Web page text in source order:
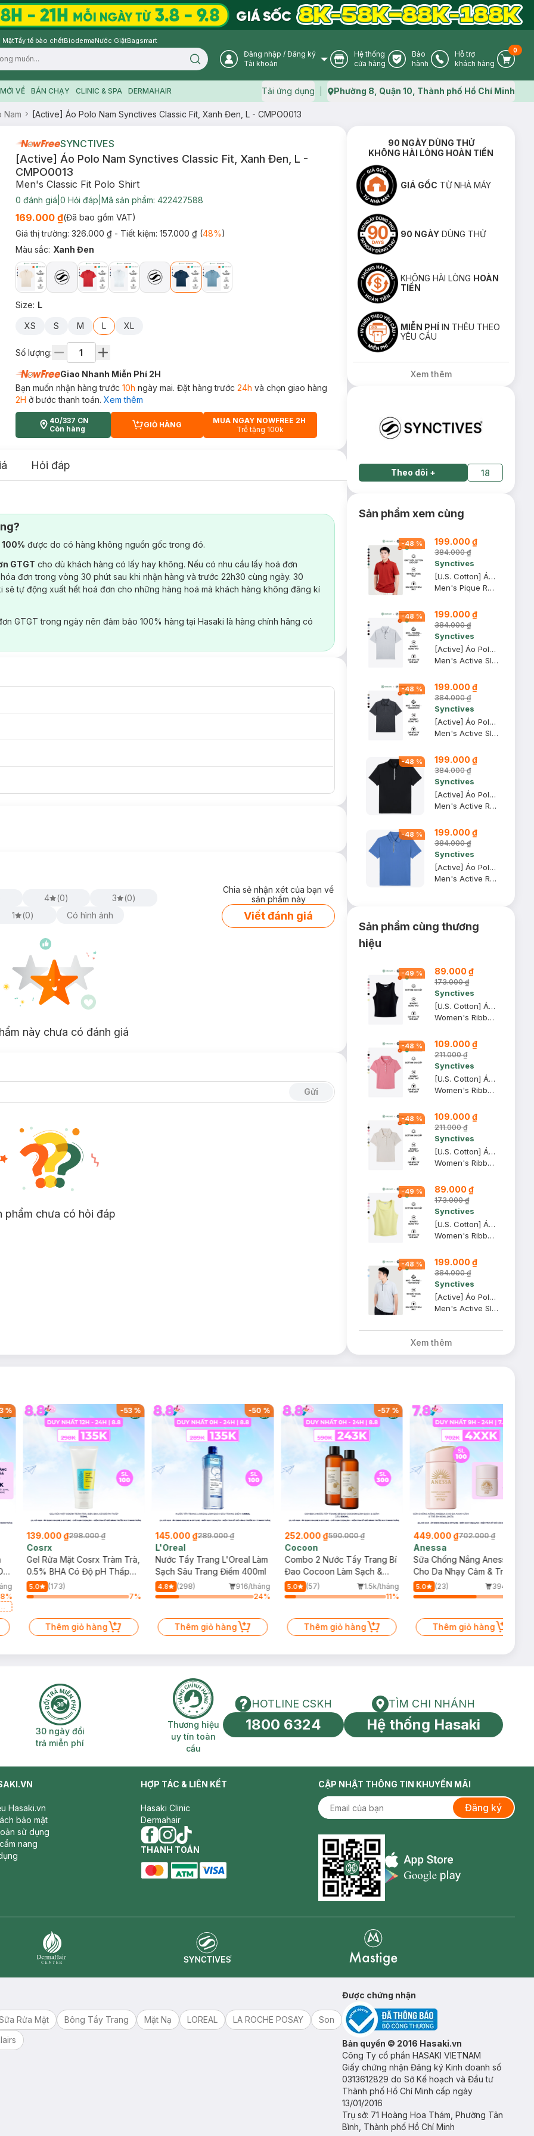
MặtTẩy tế bào chếtBiodermaNước GiặtBagsmart
Search icon User Icon
Đăng nhập / Đăng ký
Tài khoản
Store Icon
Hệ thống
cửa hàng
Warranty Icon
Bảo
hành
Phone Icon
Hỗ trợ
khách hàng
Cart
0
VỀ BÁN CHẠY CLINIC & SPA DERMAHAIR Tải ứng dụng Map icon
Phường 8, Quận 10, Thành phố Hồ Chí Minh
Nam [Active] Áo Polo Nam Synctives Classic Fit, Xanh Đen, L - CMPO0013
SYNCTIVES
[Active] Áo Polo Nam Synctives Classic Fit, Xanh Đen, L -
CMPO0013
Men's Classic Fit Polo Shirt
0 đánh giá 0 Hỏi đáp Mã sản phẩm: 422427588
169.000 ₫(Đã bao gồm VAT)
Giá thị trường: 326.000 ₫ - Tiết kiệm: 157.000 ₫(48%)
Màu sắc: Xanh Đen
Size: L
XS S M L XL
Số lượng:
Giao Nhanh Miễn Phí 2H
Bạn muốn nhận hàng trước 10h ngày mai. Đặt hàng trước 24h và chọn giao hàng
2H ở bước thanh toán. Xem thêm
40/337 CN
Còn hàng
CART PLUS ICON
GIỎ HÀNG
MUA NGAY NOWFREE 2H
Trễ tặng 100k
Hỏi đáp
được do có hàng không nguồn gốc trong đó.
GTGT cho dù khách hàng có lấy hay không. Nếu có nhu cầu lấy hoá đơn
đơn trong vòng 30 phút sau khi nhận hàng và trước 22h30 cùng ngày. 30
sẽ tự động xuất hết hoá đơn cho những hàng hoá mà khách hàng không đăng kí
GTGT trong ngày nên đảm bảo 100% hàng tại Hasaki là hàng chính hãng có
4 (0) 3 (0)
1
(0) Có hình ảnh
Chia sẻ nhận xét của bạn về
sản phẩm này
Viết đánh giá
này chưa có đánh giá
Gửi
phẩm chưa có hỏi đáp
90 NGÀY DÙNG THỬ
KHÔNG HÀI LÒNG HOÀN TIỀN
GIÁ GỐC TỪ NHÀ MÁY
90 NGÀY DÙNG THỬ
KHÔNG HÀI LÒNG HOÀN
TIỀN
MIỄN PHÍ IN THÊU THEO
YÊU CẦU
Xem thêm
Theo dõi + 18
Sản phẩm xem cùng
-48 % 199.000 ₫
384.000 ₫
Synctives
[U.S. Cotton] Áo Polo Nam Synctives Regular Fit, Ðỏ, 2XL - CMPO0008
Men's Pique Regular Fit Classic Polo Shirt
-48 % 199.000 ₫
384.000 ₫
Synctives
[Active] Áo Polo Nam Synctives Slim Fit, Xám Army, S - SMPO0013
Men's Active Slim Fit Polo Shirt
-48 % 199.000 ₫
384.000 ₫
Synctives
[Active] Áo Polo Nam Synctives Slim Fit, Đen, XL - SMPO0013
Men's Active Slim Fit Polo Shirt
-48 % 199.000 ₫
384.000 ₫
Synctives
[Active] Áo Polo Nam Synctives Regular Fit, Đen, L - SMPO08
Men's Active Regular Fit Polo Shirt
-48 % 199.000 ₫
384.000 ₫
Synctives
[Active] Áo Polo Nam Synctives Regular Fit, Xanh Lam, M - SMPO08
Men's Active Regular Fit Polo Shirt
Sản phẩm cùng thương
hiệu
-49 % 89.000 ₫
173.000 ₫
Synctives
[U.S. Cotton] Áo Tank Top Nữ Synctives Slim Fit, Đen, L - CWTA0005
Women's Ribbed Waist Length Fitted Tank Top
-48 % 109.000 ₫
211.000 ₫
Synctives
[U.S. Cotton] Áo Polo Nữ Synctives Slim Fit Cropped, Hồng Mận, XL - CWPO0007
Women's Ribbed Polo Shirt
-48 % 109.000 ₫
211.000 ₫
Synctives
[U.S. Cotton] Áo Polo Nữ Synctives Slim Fit Cropped, Be Sữa, XS - CWPO0007
Women's Ribbed Polo Shirt
-49 % 89.000 ₫
173.000 ₫
Synctives
[U.S. Cotton] Áo Tank Top Nữ Synctives Slim Fit, Vàng Nhạt, L - CWTA0005
Women's Ribbed Waist Length Fitted Tank Top
-48 % 199.000 ₫
384.000 ₫
Synctives
[Active] Áo Polo Nam Synctives Slim Fit, Xám Nhạt, XS - SMPO0012
Men's Active Slim Fit Polo Shirt
Xem thêm
%
%
-53%
139.000 ₫298.000 ₫
Cosrx
Gel Rửa Mặt Cosrx Tràm Trà,
0.5% BHA Có Độ pH Thấp
150ml
5.0
(173)
7%
Thêm giỏ hàng
-50 %
145.000 ₫289.000 ₫
L'Oreal
Nước Tẩy Trang L'Oreal Làm
Sạch Sâu Trang Điểm 400ml
4.8 (298)
916/tháng
24%
Thêm giỏ hàng
-57 %
252.000 ₫590.000 ₫
Cocoon
Combo 2 Nước Tẩy Trang Bí
Đao Cocoon Làm Sạch &
Giảm Dầu 500ml
5.0 (57)
1.5k/tháng
11%
Thêm giỏ hàng
449.000 ₫702.000 ₫
Anessa
Sữa Chống Nắng Anessa
Cho Da Nhạy Cảm & Trẻ Em
60ml (Mới)
5.0 (23)
394/tháng
Thêm giỏ hàng
30 ngày đổi trả miễn phí
30 ngày đổi
trả miễn phí
Thương hiệu uy tín toàn cầu
Thương hiệu
uy tín toàn
cầu
HOTLINE CSKH
HOTLINE CSKH
1800 6324
Tìm chi nhánh
TÌM CHI NHÁNH
Hệ thống Hasaki
Hasaki.vn
bảo mật
sử dụng
nang
HỢP TÁC & LIÊN KẾT
Hasaki Clinic
Dermahair
facebook
instagram
tiktok
THANH TOÁN
CẬP NHẬT THÔNG TIN KHUYẾN MÃI
Đăng ký
Appstore icon
Rửa Mặt Bông Tẩy Trang Mặt Nạ LOREAL LA ROCHE POSAY
Son
Được chứng nhận
Bản quyền © 2016 Hasaki.vn
Công Ty cổ phần HASAKI VIETNAM
Giấy chứng nhận Đăng ký Kinh doanh số
0313612829 do Sở Kế hoạch và Đầu tư
Thành phố Hồ Chí Minh cấp ngày
13/01/2016
Trụ sở: 71 Hoàng Hoa Thám, Phường Tân
Bình, Thành phố Hồ Chí Minh